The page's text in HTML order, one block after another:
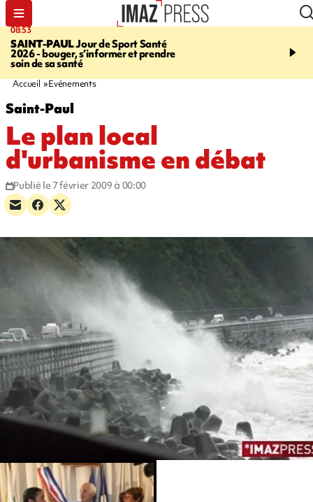
08:53
SAINT-PAULJour de Sport Santé
2026 - bouger, s’informer et prendre
soin de sa santé
11:20
de nouilles pimentées
Accueil Evénements
Saint-Paul
Le plan local
d'urbanisme en débat
Publié le 7 février 2009 à 00:00